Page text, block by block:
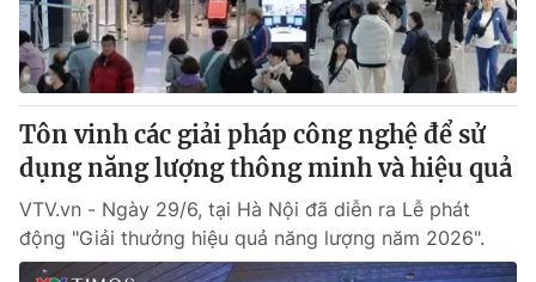
Thị trường 24h Tấm lòng Việt
VTV4 Vươn mình bằng AI
VTV9 VTV8
Liên hệ tòa soạn English
Tôn vinh các giải pháp công nghệ để sử
dụng năng lượng thông minh và hiệu quả
VTV.vn - Ngày 29/6, tại Hà Nội đã diễn ra Lễ phát
động "Giải thưởng hiệu quả năng lượng năm 2026".